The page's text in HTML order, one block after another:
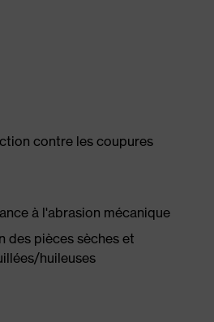
contre les coupures
à l'abrasion mécanique
des pièces sèches et
huileuses